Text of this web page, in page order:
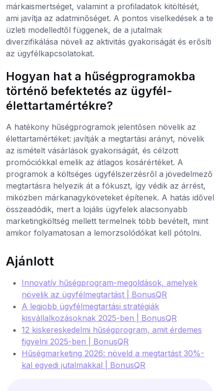
márkaismertséget, valamint a profiladatok kitöltését,
ami javítja az adatminőséget. A pontos viselkedések a te
üzleti modelledtől függenek, de a jutalmak
diverzifikálása növeli az aktivitás gyakoriságát és erősíti
az ügyfélkapcsolatokat.
Hogyan hat a hűségprogramokba
történő befektetés az ügyfél-
élettartamértékre?
A hatékony hűségprogramok jelentősen növelik az
élettartamértéket: javítják a megtartási arányt, növelik
az ismételt vásárlások gyakoriságát, és célzott
promóciókkal emelik az átlagos kosárértéket. A
programok a költséges ügyfélszerzésről a jövedelmező
megtartásra helyezik át a fókuszt, így védik az árrést,
miközben márkanagyköveteket építenek. A hatás idővel
összeadódik, mert a lojális ügyfelek alacsonyabb
marketingköltség mellett termelnek több bevételt, mint
amikor folyamatosan a lemorzsolódókat kell pótolni.
Ajánlott
Innovatív hűségprogram-megoldások, amelyek
növelik az ügyfélmegtartást | BonusQR
A legjobb ügyfélmegtartási stratégiák
kisvállalkozásoknak 2025-ben | BonusQR
12 kiskereskedelmi hűségprogram, amit érdemes
figyelni 2025-ben | BonusQR
Hűségmarketing 2026: növeld a megtartást 30%-
kal egyedi jutalmakkal | BonusQR